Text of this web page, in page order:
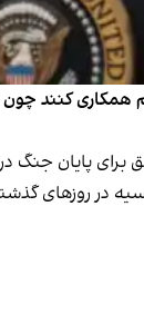
کنند
پایان جنگ در